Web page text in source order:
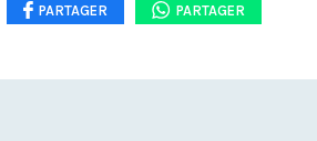
PARTAGER PARTAGER